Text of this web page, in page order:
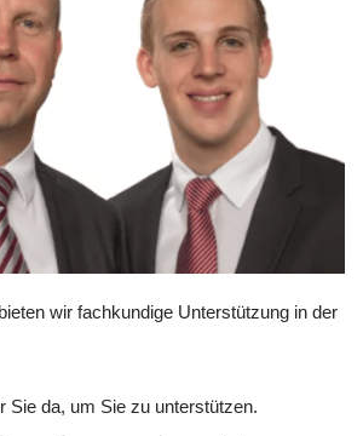
wir fachkundige Unterstützung in der
Sie da, um Sie zu unterstützen.